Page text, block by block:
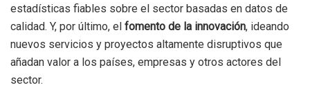
estadísticas fiables sobre el sector basadas en datos de
calidad. Y, por último, el fomento de la innovación, ideando
nuevos servicios y proyectos altamente disruptivos que
añadan valor a los países, empresas y otros actores del
sector.